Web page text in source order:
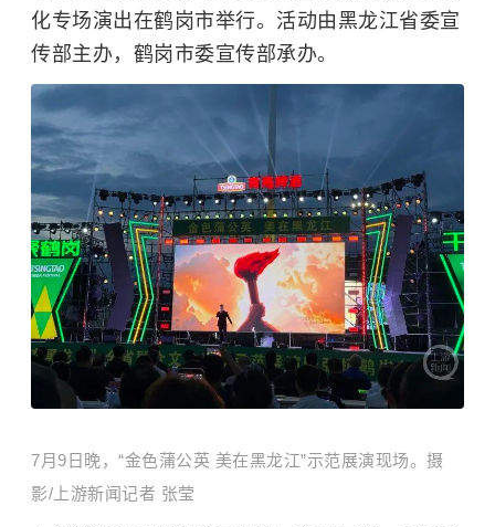
化专场演出在鹤岗市举行。活动由黑龙江省委宣
传部主办，鹤岗市委宣传部承办。
7月9日晚，“金色蒲公英 美在黑龙江”示范展演现场。摄
影/上游新闻记者 张莹